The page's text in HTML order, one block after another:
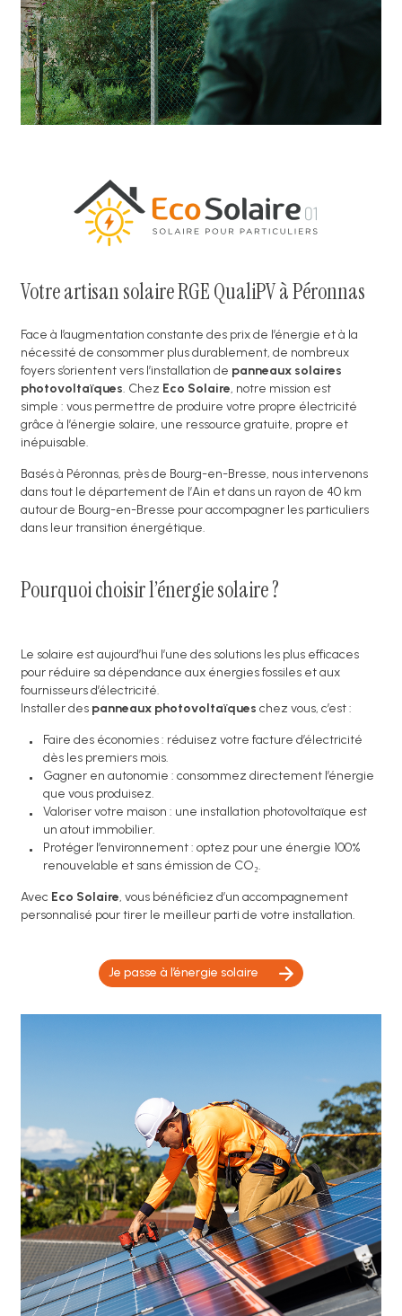
Votre artisan solaire RGE QualiPV à Péronnas
Face à l’augmentation constante des prix de l’énergie et à la
nécessité de consommer plus durablement, de nombreux
foyers s’orientent vers l’installation de panneaux solaires
photovoltaïques. Chez Eco Solaire, notre mission est
simple : vous permettre de produire votre propre électricité
grâce à l’énergie solaire, une ressource gratuite, propre et
inépuisable.
Basés à Péronnas, près de Bourg-en-Bresse, nous intervenons
dans tout le département de l’Ain et dans un rayon de 40 km
autour de Bourg-en-Bresse pour accompagner les particuliers
dans leur transition énergétique.
Pourquoi choisir l’énergie solaire ?
Le solaire est aujourd’hui l’une des solutions les plus efficaces
pour réduire sa dépendance aux énergies fossiles et aux
fournisseurs d’électricité.
Installer des panneaux photovoltaïques chez vous, c’est :
Faire des économies : réduisez votre facture d’électricité
dès les premiers mois.
Gagner en autonomie : consommez directement l’énergie
que vous produisez.
Valoriser votre maison : une installation photovoltaïque est
un atout immobilier.
Protéger l’environnement : optez pour une énergie 100%
renouvelable et sans émission de CO₂.
Avec Eco Solaire, vous bénéficiez d’un accompagnement
personnalisé pour tirer le meilleur parti de votre installation.
Je passe à l’énergie solaire